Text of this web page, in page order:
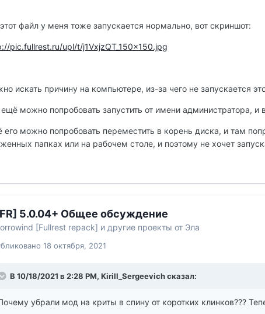
файл у меня тоже запускается нормально, вот скриншот:
pic.fullrest.ru/upl/t/j1VxjzQT_150x150.jpg
искать причину на компьютере, из-за чего не запускается
ещё можно попробовать запустить от имени администратора,
его можно попробовать переместить в корень диска, и там
папках или на рабочем столе, и поэтому не хочет
5.0.04+ Общее обсуждение
[Fullrest repack] и другие проекты от Эла
18 октября, 2021
В 10/18/2021 в 2:28 PM, Kirill_Sergeevich сказал:
убрали мод на криты в спину от коротких клинков???